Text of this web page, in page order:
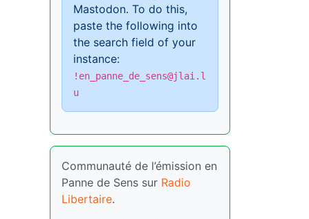
Mastodon. To do this,
paste the following into
the search field of your
instance:
!en_panne_de_sens@jlai.l
u
Communauté de l’émission en
Panne de Sens sur Radio
Libertaire.